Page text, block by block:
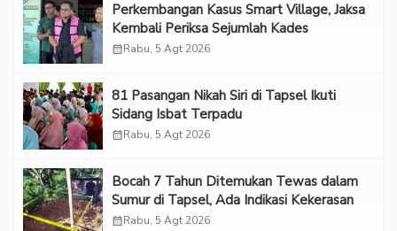
Perkembangan Kasus Smart Village, Jaksa
Kembali Periksa Sejumlah Kades
calendar_monthRabu, 5 Agt 2026
81 Pasangan Nikah Siri di Tapsel Ikuti
Sidang Isbat Terpadu
calendar_monthRabu, 5 Agt 2026
Bocah 7 Tahun Ditemukan Tewas dalam
Sumur di Tapsel, Ada Indikasi Kekerasan
calendar_monthRabu, 5 Agt 2026